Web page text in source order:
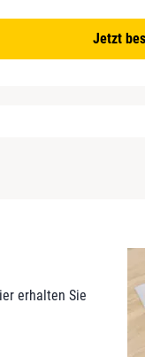
Jetzt
erhalten Sie